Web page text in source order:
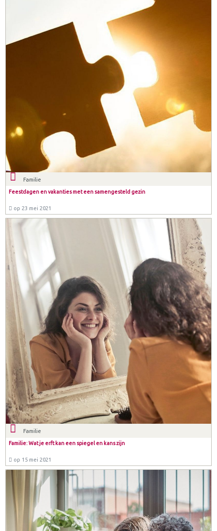
Familie
Feestdagen en vakanties met een samengesteld gezin
op 23 mei 2021
Familie
Familie: Wat je erft kan een spiegel en kans zijn
op 15 mei 2021